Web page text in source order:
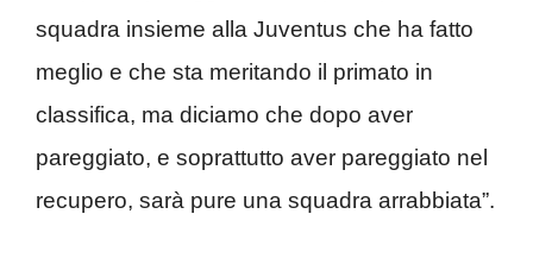
squadra insieme alla Juventus che ha fatto
meglio e che sta meritando il primato in
classifica, ma diciamo che dopo aver
pareggiato, e soprattutto aver pareggiato nel
recupero, sarà pure una squadra arrabbiata”.